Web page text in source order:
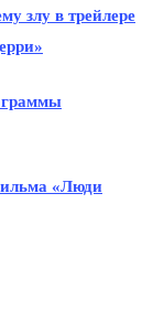
злу в трейлере
«Люди